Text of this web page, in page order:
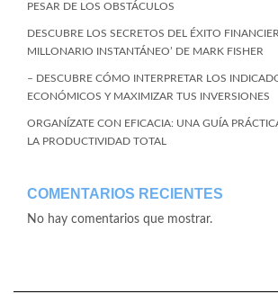
PESAR DE LOS OBSTÁCULOS
DESCUBRE LOS SECRETOS DEL ÉXITO
MILLONARIO INSTANTÁNEO’ DE MARK FISHER
– DESCUBRE CÓMO INTERPRETAR LOS
ECONÓMICOS Y MAXIMIZAR TUS INVERSIONES
ORGANÍZATE CON EFICACIA: UNA GUÍA
LA PRODUCTIVIDAD TOTAL
COMENTARIOS RECIENTES
No hay comentarios que mostrar.